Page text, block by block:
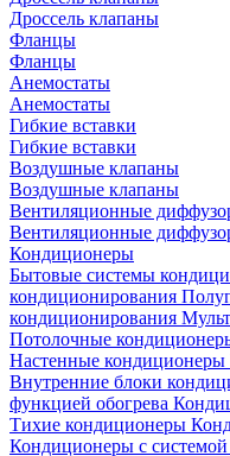
Дроссель клапаны
Фланцы
Фланцы
Анемостаты
Анемостаты
Гибкие вставки
Гибкие вставки
Воздушные клапаны
Воздушные клапаны
Вентиляционные
Вентиляционные
Кондиционеры
Бытовые системы
кондиционирования
кондиционирования
Потолочные
Настенные кондиционеры
Внутренние блоки
функцией обогрева
Тихие кондиционеры
Кондиционеры с системой